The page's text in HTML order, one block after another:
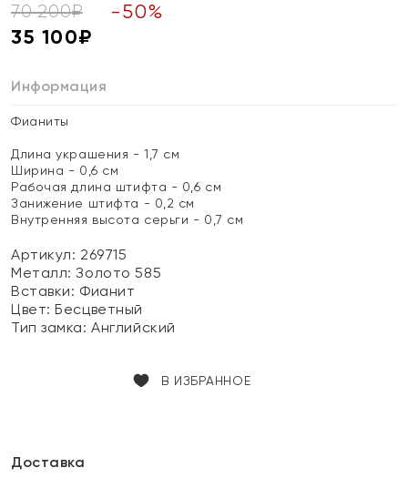
70 200₽ -50%
35 100₽
Информация
Фианиты
Длина украшения - 1,7 см
Ширина - 0,6 см
Рабочая длина штифта - 0,6 см
Занижение штифта - 0,2 см
Внутренняя высота серьги - 0,7 см
Артикул: 269715
Металл:Золото 585
Вставки: Фианит
Цвет:Бесцветный
Тип замка:Английский
В ИЗБРАННОЕ
Доставка